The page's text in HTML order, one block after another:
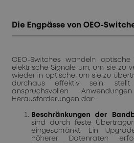
Die Engpässe von OEO-
OEO-Switches wandeln
elektrische Signale um, um sie zu
wieder in optische, um sie zu
durchaus effektiv sein,
anspruchsvollen
Herausforderungen dar:
Beschränkungen der
sind durch feste
eingeschränkt. Ein
höherer Datenraten